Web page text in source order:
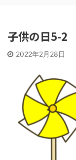
子供の日5-2
2022年2月28日